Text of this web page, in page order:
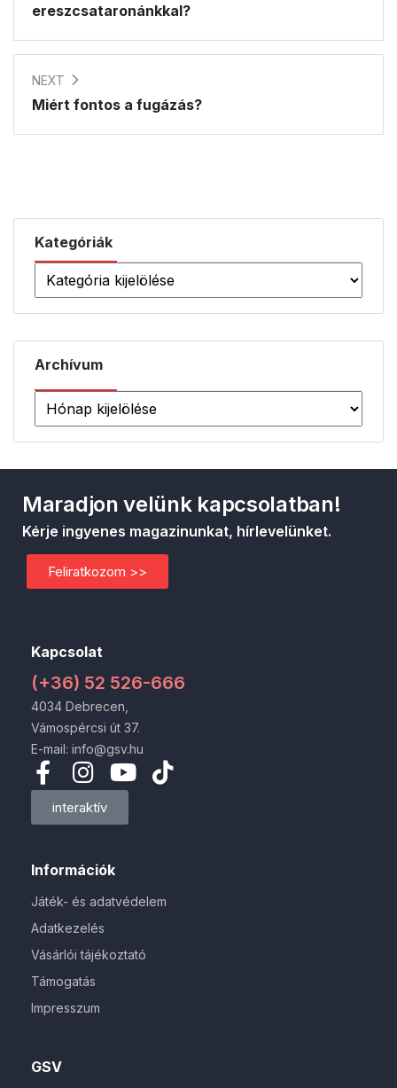
Kategóriák
Archívum
ereszcsataronánkkal?
NEXT
Miért fontos a fugázás?
GSV
Információk
Játék- és adatvédelem
Adatkezelés
Vásárlói tájékoztató
Támogatás
Impresszum
Kapcsolat
(+36) 52 526-666
4034 Debrecen,
Vámospércsi út 37.
E-mail: info@gsv.hu
interaktív
Maradjon velünk kapcsolatban!
Kérje ingyenes magazinunkat, hírlevelünket.
Feliratkozom >>